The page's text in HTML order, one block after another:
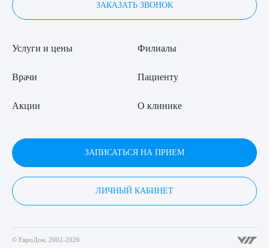
ЗАКАЗАТЬ ЗВОНОК
Услуги и цены
Врачи
Акции
Филиалы
Пациенту
О клинике
ЗАПИСАТЬСЯ НА ПРИЕМ
ЛИЧНЫЙ КАБИНЕТ
© ЕвроДон, 2002-2026